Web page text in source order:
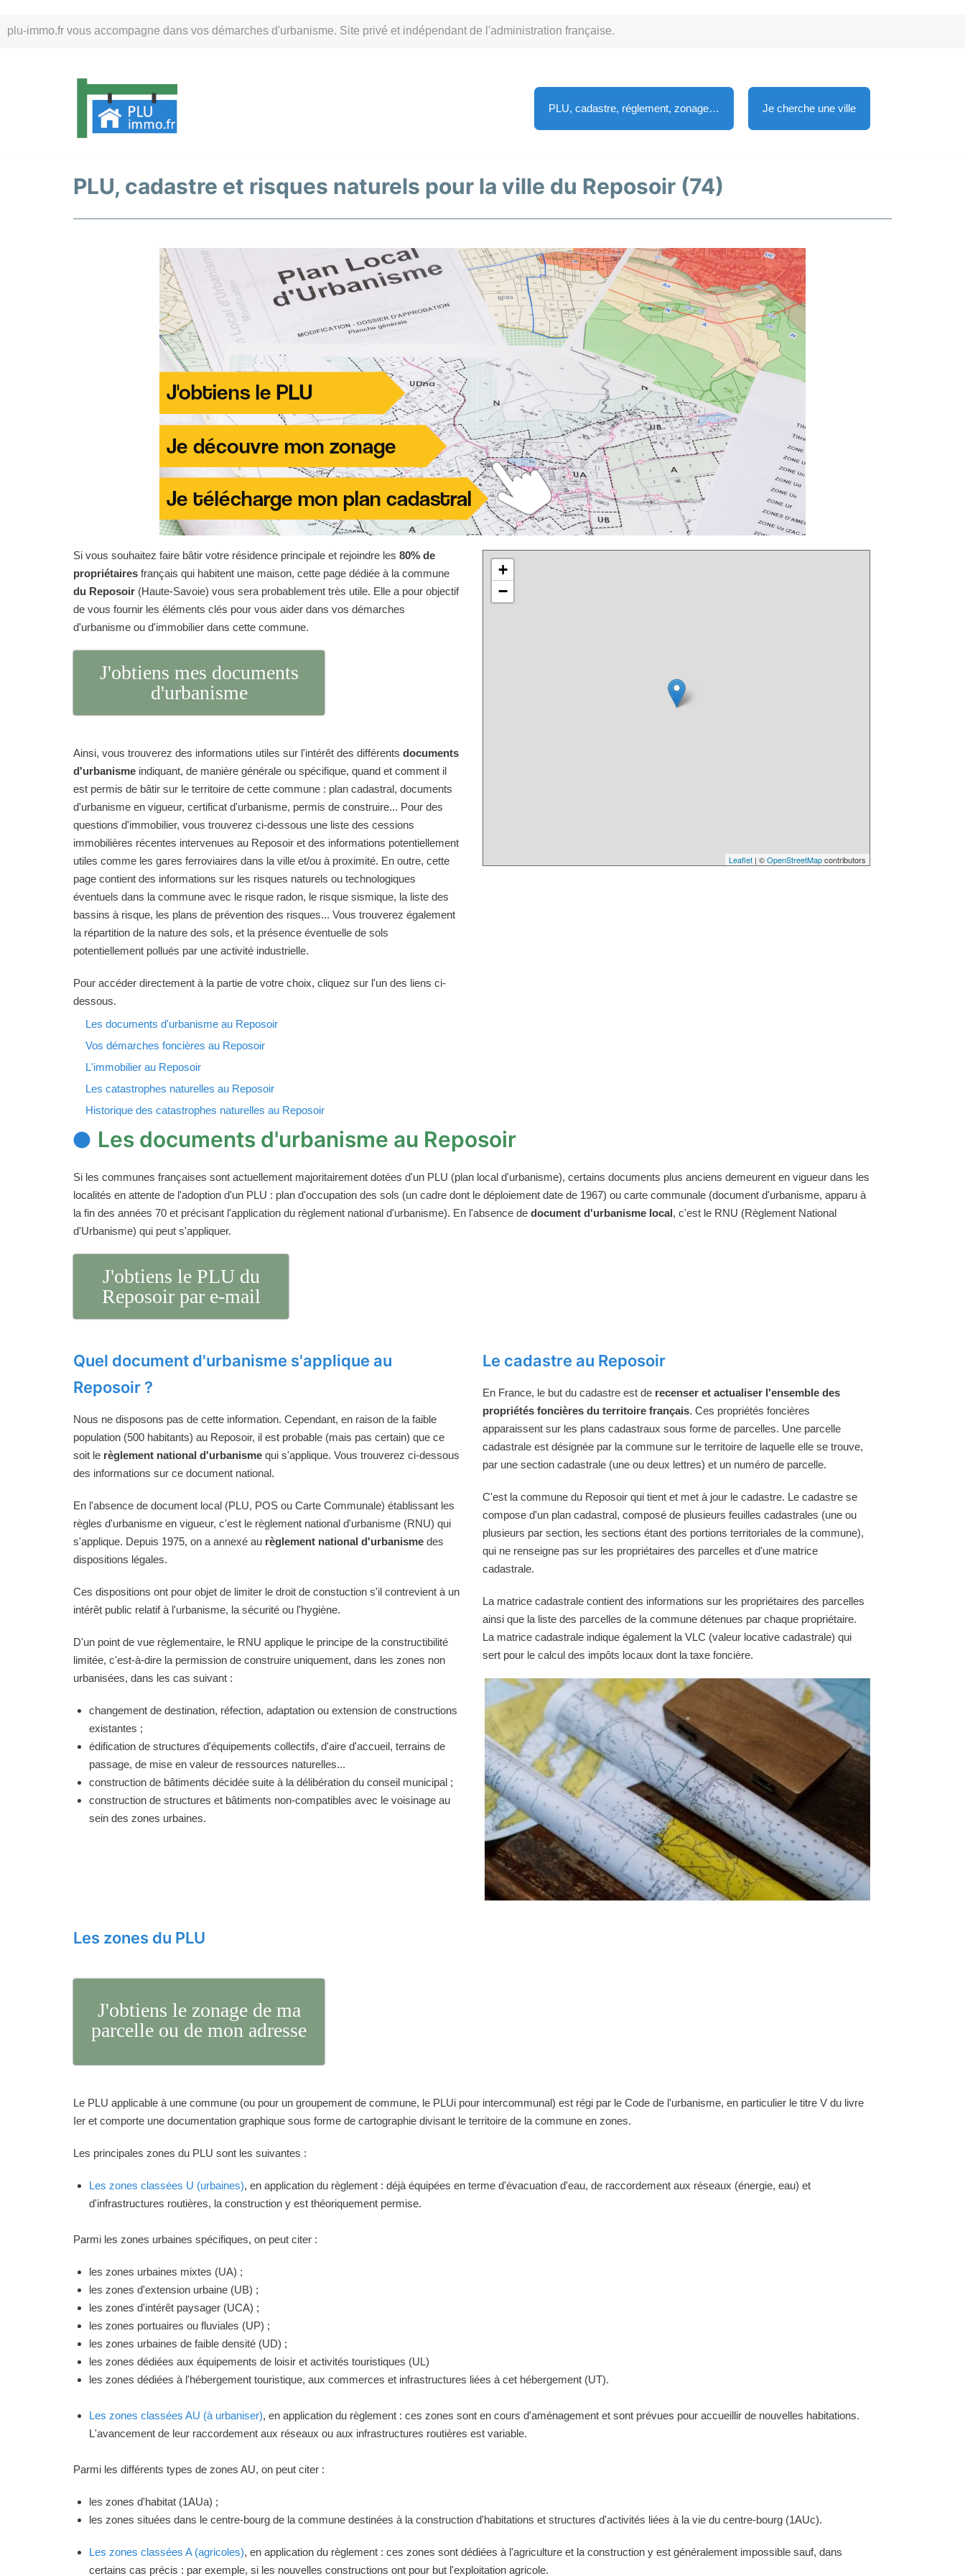
plu-immo.fr vous accompagne dans vos démarches d'urbanisme. Site privé et indépendant de l'administration française.
au
PLU, cadastre, réglement, zonage… Je cherche une ville
PLU, cadastre et risques naturels pour la ville du Reposoir (74)
Si vous souhaitez faire bâtir votre résidence principale et rejoindre les 80% de
propriétaires français qui habitent une maison, cette page dédiée à la commune
du Reposoir (Haute-Savoie) vous sera probablement très utile. Elle a pour objectif
de vous fournir les éléments clés pour vous aider dans vos démarches
d'urbanisme ou d'immobilier dans cette commune.
J'obtiens mes documents
d'urbanisme
Ainsi, vous trouverez des informations utiles sur l'intérêt des différents documents
d'urbanisme indiquant, de manière générale ou spécifique, quand et comment il
est permis de bâtir sur le territoire de cette commune : plan cadastral, documents
d'urbanisme en vigueur, certificat d'urbanisme, permis de construire... Pour des
questions d'immobilier, vous trouverez ci-dessous une liste des cessions
immobilières récentes intervenues au Reposoir et des informations potentiellement
utiles comme les gares ferroviaires dans la ville et/ou à proximité. En outre, cette
page contient des informations sur les risques naturels ou technologiques
éventuels dans la commune avec le risque radon, le risque sismique, la liste des
bassins à risque, les plans de prévention des risques... Vous trouverez également
la répartition de la nature des sols, et la présence éventuelle de sols
potentiellement pollués par une activité industrielle.
Pour accéder directement à la partie de votre choix, cliquez sur l'un des liens ci-
dessous.
Les documents d'urbanisme au Reposoir
Vos démarches foncières au Reposoir
L'immobilier au Reposoir
Les catastrophes naturelles au Reposoir
Historique des catastrophes naturelles au Reposoir
+
−
Leaflet | ©OpenStreetMapcontributors
Les documents d'urbanisme au Reposoir
Si les communes françaises sont actuellement majoritairement dotées d'un PLU (plan local d'urbanisme), certains documents plus anciens demeurent en vigueur dans les
localités en attente de l'adoption d'un PLU : plan d'occupation des sols (un cadre dont le déploiement date de 1967) ou carte communale (document d'urbanisme, apparu à
la fin des années 70 et précisant l'application du règlement national d'urbanisme). En l'absence de document d'urbanisme local, c'est le RNU (Règlement National
d'Urbanisme) qui peut s'appliquer.
J'obtiens le PLU du
Reposoir par e-mail
Quel document d'urbanisme s'applique au
Reposoir ?
Nous ne disposons pas de cette information. Cependant, en raison de la faible
population (500 habitants) au Reposoir, il est probable (mais pas certain) que ce
soit le règlement national d'urbanisme qui s'applique. Vous trouverez ci-dessous
des informations sur ce document national.
En l'absence de document local (PLU, POS ou Carte Communale) établissant les
règles d'urbanisme en vigueur, c'est le règlement national d'urbanisme (RNU) qui
s'applique. Depuis 1975, on a annexé au règlement national d'urbanisme des
dispositions légales.
Ces dispositions ont pour objet de limiter le droit de constuction s'il contrevient à un
intérêt public relatif à l'urbanisme, la sécurité ou l'hygiène.
D'un point de vue règlementaire, le RNU applique le principe de la constructibilité
limitée, c'est-à-dire la permission de construire uniquement, dans les zones non
urbanisées, dans les cas suivant :
changement de destination, réfection, adaptation ou extension de constructions
existantes ;
édification de structures d'équipements collectifs, d'aire d'accueil, terrains de
passage, de mise en valeur de ressources naturelles...
construction de bâtiments décidée suite à la délibération du conseil municipal ;
construction de structures et bâtiments non-compatibles avec le voisinage au
sein des zones urbaines.
Le cadastre au Reposoir
En France, le but du cadastre est de recenser et actualiser l'ensemble des
propriétés foncières du territoire français. Ces propriétés foncières
apparaissent sur les plans cadastraux sous forme de parcelles. Une parcelle
cadastrale est désignée par la commune sur le territoire de laquelle elle se trouve,
par une section cadastrale (une ou deux lettres) et un numéro de parcelle.
C'est la commune du Reposoir qui tient et met à jour le cadastre. Le cadastre se
compose d'un plan cadastral, composé de plusieurs feuilles cadastrales (une ou
plusieurs par section, les sections étant des portions territoriales de la commune),
qui ne renseigne pas sur les propriétaires des parcelles et d'une matrice
cadastrale.
La matrice cadastrale contient des informations sur les propriétaires des parcelles
ainsi que la liste des parcelles de la commune détenues par chaque propriétaire.
La matrice cadastrale indique également la VLC (valeur locative cadastrale) qui
sert pour le calcul des impôts locaux dont la taxe foncière.
Les zones du PLU
J'obtiens le zonage de ma
parcelle ou de mon adresse
Le PLU applicable à une commune (ou pour un groupement de commune, le PLUi pour intercommunal) est régi par le Code de l'urbanisme, en particulier le titre V du livre
Ier et comporte une documentation graphique sous forme de cartographie divisant le territoire de la commune en zones.
Les principales zones du PLU sont les suivantes :
Les zones classées U (urbaines), en application du règlement : déjà équipées en terme d'évacuation d'eau, de raccordement aux réseaux (énergie, eau) et
d'infrastructures routières, la construction y est théoriquement permise.
Parmi les zones urbaines spécifiques, on peut citer :
les zones urbaines mixtes (UA) ;
les zones d'extension urbaine (UB) ;
les zones d'intérêt paysager (UCA) ;
les zones portuaires ou fluviales (UP) ;
les zones urbaines de faible densité (UD) ;
les zones dédiées aux équipements de loisir et activités touristiques (UL)
les zones dédiées à l'hébergement touristique, aux commerces et infrastructures liées à cet hébergement (UT).
Les zones classées AU (à urbaniser), en application du règlement : ces zones sont en cours d'aménagement et sont prévues pour accueillir de nouvelles habitations.
L'avancement de leur raccordement aux réseaux ou aux infrastructures routières est variable.
Parmi les différents types de zones AU, on peut citer :
les zones d'habitat (1AUa) ;
les zones situées dans le centre-bourg de la commune destinées à la construction d'habitations et structures d'activités liées à la vie du centre-bourg (1AUc).
Les zones classées A (agricoles), en application du règlement : ces zones sont dédiées à l'agriculture et la construction y est généralement impossible sauf, dans
certains cas précis : par exemple, si les nouvelles constructions ont pour but l'exploitation agricole.